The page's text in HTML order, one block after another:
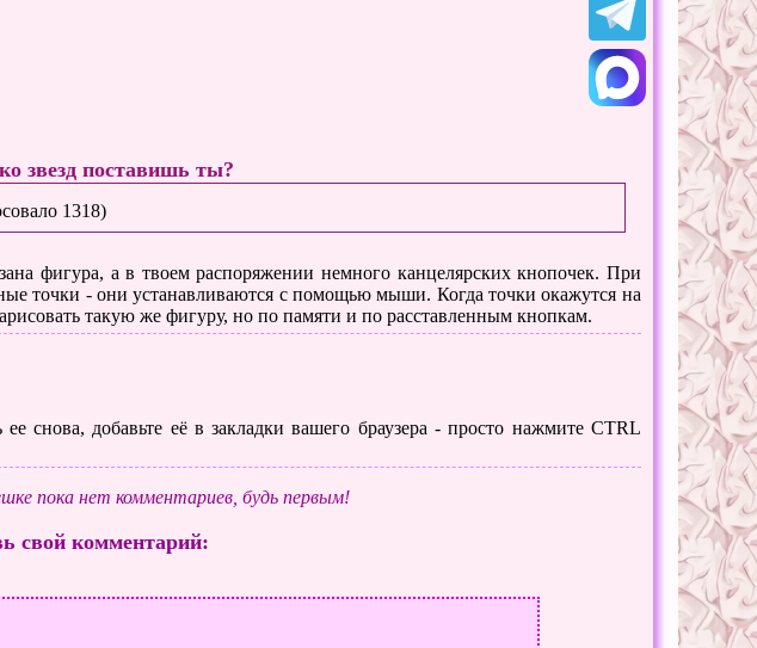
звезд поставишь ты?
1318)
фигура, а в твоем распоряжении немного канцелярских кнопочек. При
точки - они устанавливаются с помощью мыши. Когда точки окажутся на
такую же фигуру, но по памяти и по расставленным кнопкам.
снова, добавьте её в закладки вашего браузера - просто нажмите CTRL
пока нет комментариев, будь первым!
свой комментарий: